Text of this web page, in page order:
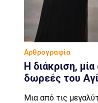
Αρθρογραφία
Η διάκριση,
δωρεές του
Μια από τις